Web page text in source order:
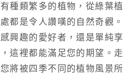
種類繁多的植物，從綠葉植
都是令人讚嘆的自然奇觀。
興趣的愛好者，還是單純享
這裡都能滿足您的期望。走
將被四季不同的植物風景所